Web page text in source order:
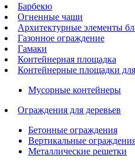
Барбекю
Огненные чаши
Архитектурные элементы
Газонное ограждение
Гамаки
Контейнерная площадка
Контейнерные площадки
Мусорные контейнеры
Ограждения для деревьев
Бетонные ограждения
Вертикальные
Металлические решетки